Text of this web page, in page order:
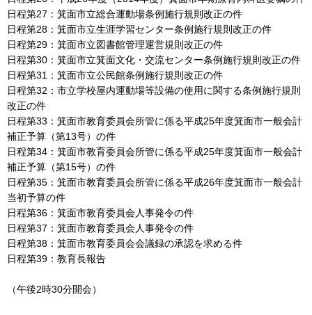
日程第27：箕面市立総合運動場条例施行規則改正の件
日程第28：箕面市立生涯学習センター条例施行規則改正の件
日程第29：箕面市立図書館管理運営規則改正の件
日程第30：箕面市立箕面文化・交流センター条例施行規則改正の件
日程第31：箕面市立公民館条例施行規則改正の件
日程第32：市立学校屋内運動場等設備の使用に関する条例施行規則
改正の件
日程第33：箕面市教育委員会所管に係る平成25年度箕面市一般会計
補正予算（第13号）の件
日程第34：箕面市教育委員会所管に係る平成25年度箕面市一般会計
補正予算（第15号）の件
日程第35：箕面市教育委員会所管に係る平成26年度箕面市一般会計
当初予算の件
日程第36：箕面市教育委員会人事発令の件
日程第37：箕面市教育委員会人事発令の件
日程第38：箕面市教育委員会会議録の承認を求める件
日程第39：教育長報告
（午後2時30分開会）